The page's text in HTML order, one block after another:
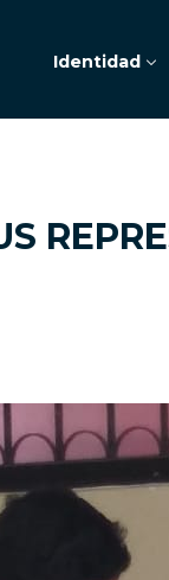
Identidad